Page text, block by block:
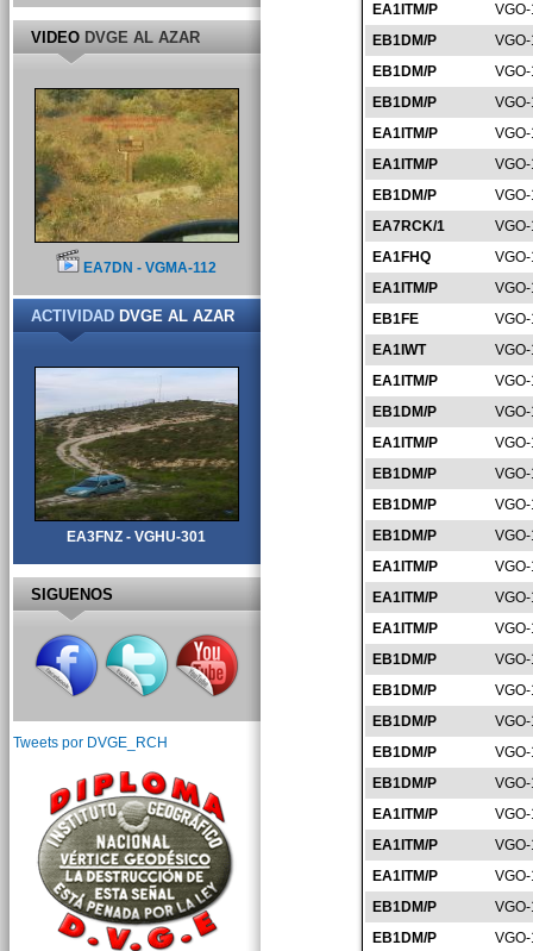
EA1ITM/P
EB1DM/P
EB1DM/P
EB1DM/P
EA1ITM/P
EA1ITM/P
EB1DM/P
EA7RCK/1
EA1FHQ
EA1ITM/P
EB1FE
EA1IWT
EA1ITM/P
EB1DM/P
EA1ITM/P
EB1DM/P
EB1DM/P
EB1DM/P
EA1ITM/P
EA1ITM/P
EA1ITM/P
EB1DM/P
EB1DM/P
EB1DM/P
EB1DM/P
EB1DM/P
EA1ITM/P
EA1ITM/P
EA1ITM/P
EB1DM/P
EB1DM/P
VIDEODVGE AL AZAR
EA7DN - VGMA-112
ACTIVIDADDVGE AL AZAR
EA3FNZ - VGHU-301
SIGUENOS
Tweets por DVGE_RCH